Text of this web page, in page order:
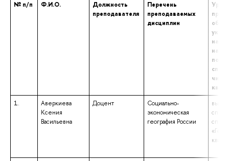
№ п/п Ф.И.О.
Должность
преподавателя
Перечень
преподаваемых
дисциплин
1.
Аверкиева
Ксения
Васильевна
Доцент
Социально-
экономическая
география России